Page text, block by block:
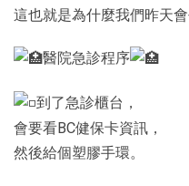
這也就是為什麼我們昨天會
醫院急診程序
到了急診櫃台，
會要看BC健保卡資訊，
然後給個塑膠手環。